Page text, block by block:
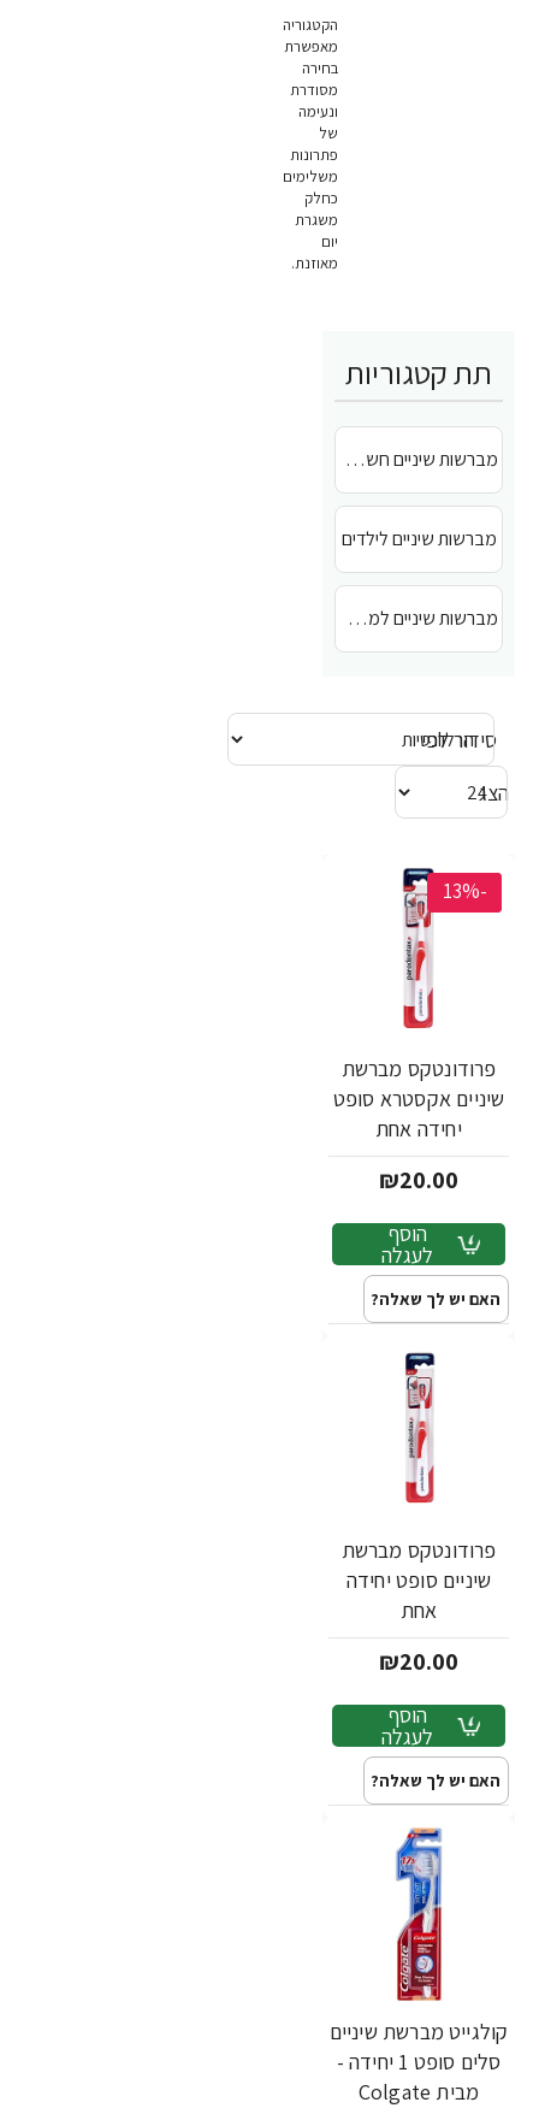
הקטגוריה
מאפשרת
בחירה
מסודרת
ונעימה
של
פתרונות
משלימים
כחלק
משגרת
יום
מאוזנת.
תת קטגוריות
מברשות שיניים חשמליות
מברשות שיניים לילדים
מברשות שיניים למבוגרים
סידור לפי
הצג
פרודונטקס מברשת
שיניים אקסטרא סופט
יחידה אחת
₪20.00
הוסף
לעגלה
האם יש לך שאלה?
פרודונטקס מברשת
שיניים סופט יחידה
אחת
₪20.00
הוסף
לעגלה
האם יש לך שאלה?
קולגייט מברשת שיניים
סלים סופט 1 יחידה -
מבית Colgate
-23%-13%